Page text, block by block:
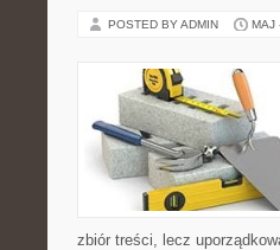
POSTED BY ADMIN MAJ
zbiór treści, lecz